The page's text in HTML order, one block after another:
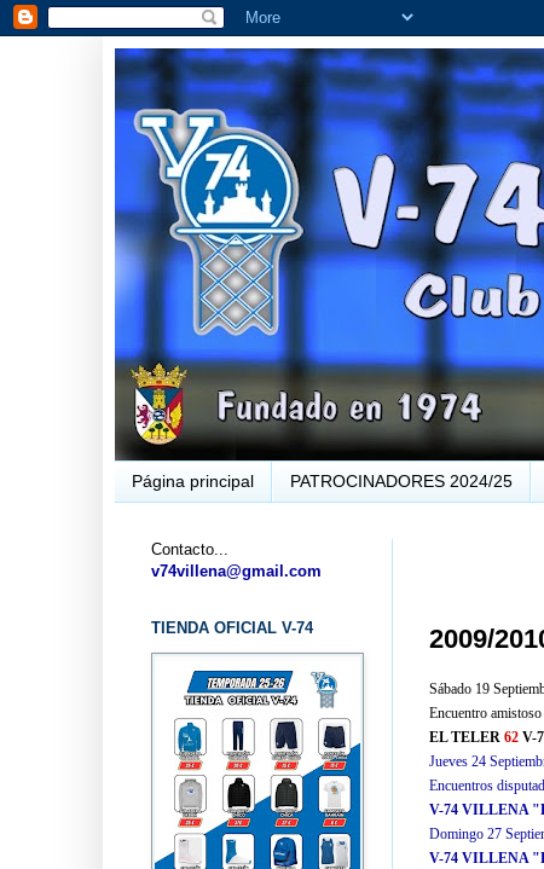
Página principal PATROCINADORES 2024/25
...
2009/
Sábado 19
Encuentro
EL TELER 62V-
Jueves 24
Encuentros
V-74 VILLENA
Domingo 27
V-74 VILLENA
Contacto...
v74villena@gmail.com
TIENDA OFICIAL V-74